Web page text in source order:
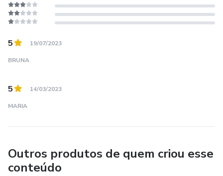
5 19/07/2023
BRUNA
5 14/03/2023
MARIA
Outros produtos de quem criou esse
conteúdo